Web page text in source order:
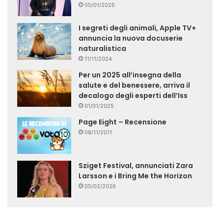
05/01/2025
I segreti degli animali, Apple TV+
annuncia la nuova docuserie
naturalistica
11/11/2024
Per un 2025 all’insegna della
salute e del benessere, arriva il
decalogo degli esperti dell’Iss
01/01/2025
Page Eight – Recensione
08/11/2011
Sziget Festival, annunciati Zara
Larsson e i Bring Me the Horizon
05/02/2026